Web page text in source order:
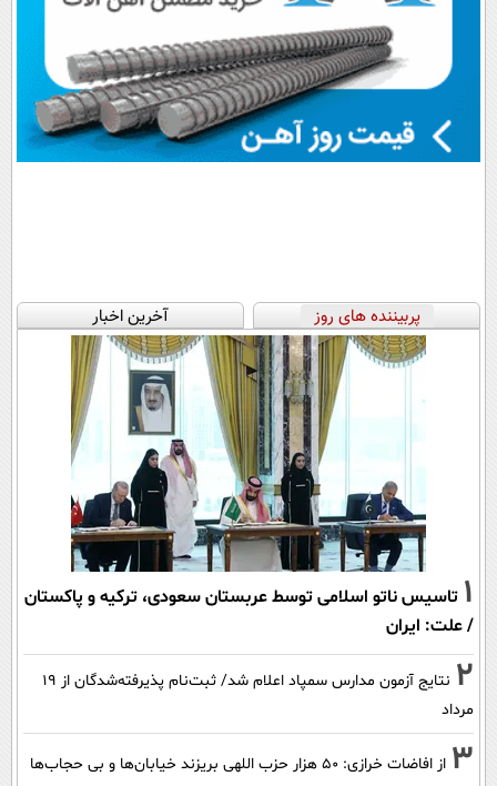
پربیننده های روز آخرین اخبار
1 تاسیس ناتو اسلامی توسط عربستان سعودی، ترکیه و پاکستان
/ علت: ایران
2
نتایج آزمون مدارس سمپاد اعلام شد/ ثبت‌نام پذیرفته‌شدگان از ۱۹
مرداد
3
از افاضات خرازی: ۵۰ هزار حزب اللهی بریزند خیابان‌ها و بی حجاب‌ها